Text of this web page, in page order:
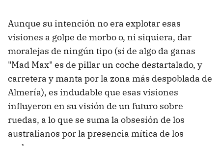
Aunque su intención no era explotar esas
visiones a golpe de morbo o, ni siquiera, dar
moralejas de ningún tipo (si de algo da ganas
"Mad Max" es de pillar un coche destartalado, y
carretera y manta por la zona más despoblada de
Almería), es indudable que esas visiones
influyeron en su visión de un futuro sobre
ruedas, a lo que se suma la obsesión de los
australianos por la presencia mítica de los